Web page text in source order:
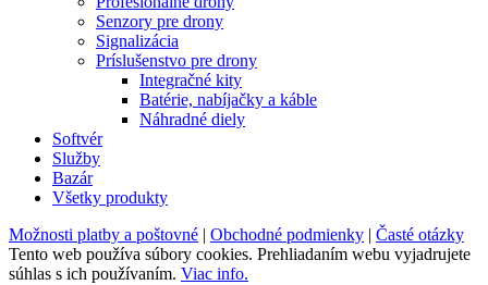
Senzory pre drony
Signalizácia
Príslušenstvo pre drony
Integračné kity
Batérie, nabíjačky a káble
Náhradné diely
Softvér
Služby
Bazár
Všetky produkty
Možnosti platby a poštovné | Obchodné podmienky | Časté otázky
Tento web používa súbory cookies. Prehliadaním webu vyjadrujete
súhlas s ich používaním. Viac info.